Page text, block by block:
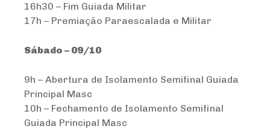
16h30 – Fim Guiada Militar
17h – Premiação Paraescalada e Militar
Sábado – 09/10
9h – Abertura de Isolamento Semifinal Guiada
Principal Masc
10h – Fechamento de Isolamento Semifinal
Guiada Principal Masc